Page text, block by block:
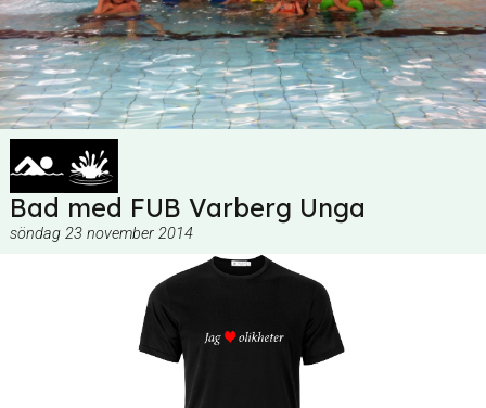
Bad med FUB Varberg Unga
söndag 23 november 2014